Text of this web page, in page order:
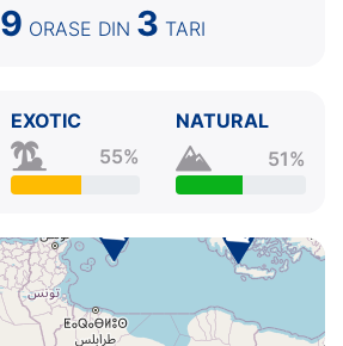
9 ORASE DIN 3 TARI
EXOTIC
55%
NATURAL
51%